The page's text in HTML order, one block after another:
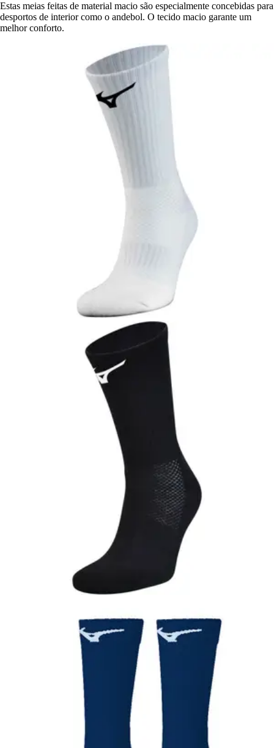
Estas meias feitas de material macio são especialmente concebidas para
desportos de interior como o andebol. O tecido macio garante um
melhor conforto.